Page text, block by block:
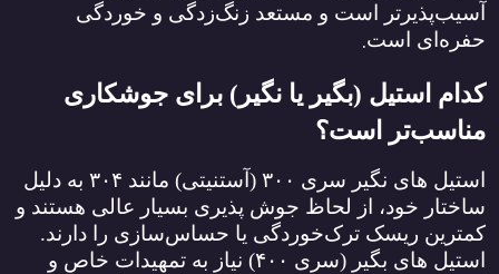
آسیب‌پذیرتر است و مستعد زنگ‌زدگی و خوردگی
حفره‌ای است.
کدام استیل (بگیر یا نگیر) برای جوشکاری
مناسب‌تر است؟
استیل ‌های نگیر سری ۳۰۰ ( آستنیتی) مانند ۳۰۴ به دلیل
ساختار خود، از لحاظ جوش ‌پذیری بسیار عالی هستند و
کمترین ریسک ترک‌خوردگی یا حساس‌سازی را دارند.
استیل ‌های بگیر (سری ۴۰۰)
نیاز به تمهیدات خاص و